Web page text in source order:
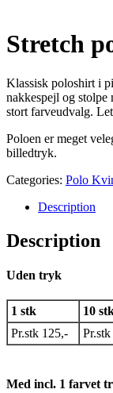
Stretch
Klassisk poloshirt i
nakkespejl og
stort farveudvalg.
Poloen er meget
billedtryk.
Categories: Polo
Description
Description
Uden tryk
1 stk 10
Pr.stk 125,-
Med incl. 1 farvet